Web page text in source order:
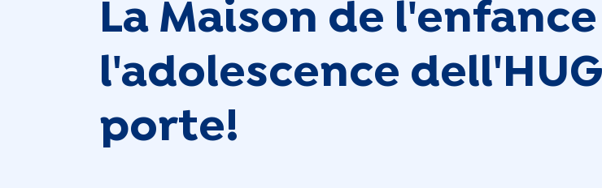
La Maison de
l'adolescence
porte!